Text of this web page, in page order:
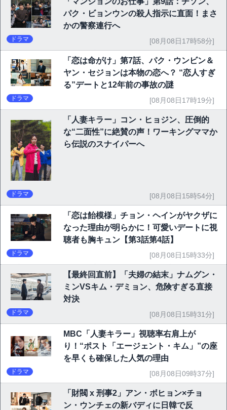
パク・ビョンウンの殺人指示に直面！まさ
かの警察連行へ
ドラマ [08月08日17時58分]
「恋は命がけ」第7話、パク・ウンビン＆
ヤン・セジョンは本物の恋へ？ “恋人すぎ
る”デートと12年前の事故の謎
ドラマ [08月08日17時19分]
「人妻キラー」コン・ヒョジン、圧倒的
な“二面性”に絶賛の声！ワーキングママか
ら伝説のスナイパーへ
ドラマ [08月08日15時54分]
「恋は飴模様」チョン・ヘインがヤクザに
なった理由が明らかに！可愛いデートに視
聴者も胸キュン【第3話第4話】
ドラマ [08月08日15時33分]
【最終回直前】「夫婦の結末」ナムグン・
ミンVSキム・デミョン、危険すぎる直接
対決
ドラマ [08月08日15時31分]
MBC「人妻キラー」視聴率右肩上が
り！“ポスト「エージェント・キム」”の座
を早くも確保した人気の理由
ドラマ [08月08日09時37分]
「財閥 x 刑事2」アン・ボヒョン×チョ
ン・ウンチェの新バディに日韓で反